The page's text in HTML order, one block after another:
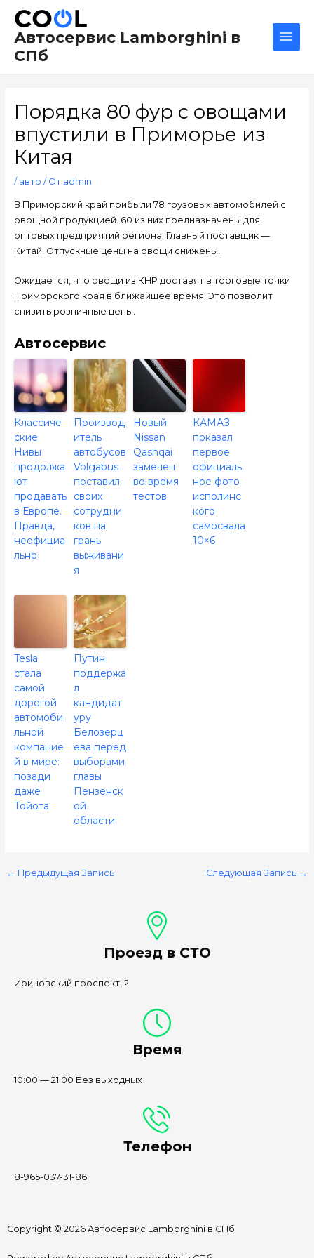
содержимому
Автосервис Lamborghini в
СПб
Порядка 80 фур с овощами
впустили в Приморье из
Китая
/ авто / От admin
В Приморский край прибыли 78 грузовых автомобилей с
овощной продукцией. 60 из них предназначены для
оптовых предприятий региона. Главный поставщик —
Китай. Отпускные цены на овощи снижены.
Ожидается, что овощи из КНР доставят в торговые точки
Приморского края в ближайшее время. Это позволит
снизить розничные цены.
Автосервис
Классиче
ские
Нивы
продолжа
ют
продавать
в Европе.
Правда,
неофициа
льно
Производ
итель
автобусов
Volgabus
поставил
своих
сотрудни
ков на
грань
выживани
я
Новый
Nissan
Qashqai
замечен
во время
тестов
КАМАЗ
показал
первое
официаль
ное фото
исполинс
кого
самосвала
10×6
Tesla
стала
самой
дорогой
автомоби
льной
компание
й в мире:
позади
даже
Тойота
Путин
поддержа
л
кандидат
уру
Белозерц
ева перед
выборами
главы
Пензенск
ой
области
по
записям
← Предыдущая Запись Следующая Запись →
Проезд в СТО
Ириновский проспект, 2
Время
10:00 — 21:00 Без выходных
Телефон
8-965-037-31-86
Copyright © 2026 Автосервис Lamborghini в СПб